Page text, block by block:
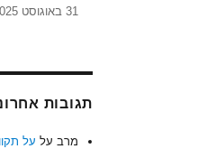
31 באוגוסט 2025
תגובות
מרב על על